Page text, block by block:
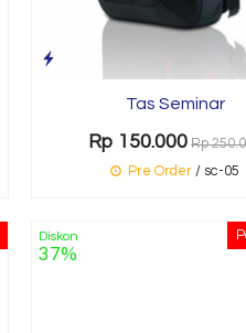
Tas Seminar
Rp 150.000 Rp
Pre Order / sc-05
Diskon
37%